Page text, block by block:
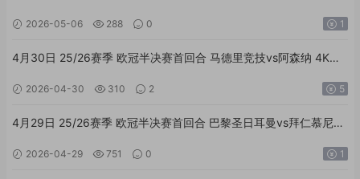
2026-05-06 288 0 1
4月30日 25/26赛季 欧冠半决赛首回合 马德里竞技vs阿森纳 4K双
2026-04-30 310 2 5
4月29日 25/26赛季 欧冠半决赛首回合 巴黎圣日耳曼vs拜仁慕尼黑
2026-04-29 751 0 1